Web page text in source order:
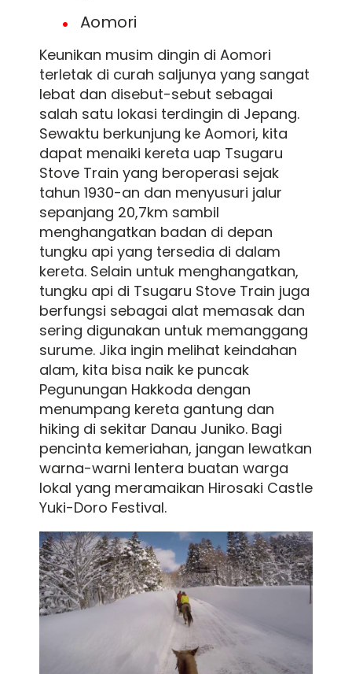
Aomori
Keunikan musim dingin di Aomori
terletak di curah saljunya yang sangat
lebat dan disebut-sebut sebagai
salah satu lokasi terdingin di Jepang.
Sewaktu berkunjung ke Aomori, kita
dapat menaiki kereta uap Tsugaru
Stove Train yang beroperasi sejak
tahun 1930-an dan menyusuri jalur
sepanjang 20,7km sambil
menghangatkan badan di depan
tungku api yang tersedia di dalam
kereta. Selain untuk menghangatkan,
tungku api di Tsugaru Stove Train juga
berfungsi sebagai alat memasak dan
sering digunakan untuk memanggang
surume. Jika ingin melihat keindahan
alam, kita bisa naik ke puncak
Pegunungan Hakkoda dengan
menumpang kereta gantung dan
hiking di sekitar Danau Juniko. Bagi
pencinta kemeriahan, jangan lewatkan
warna-warni lentera buatan warga
lokal yang meramaikan Hirosaki Castle
Yuki-Doro Festival.